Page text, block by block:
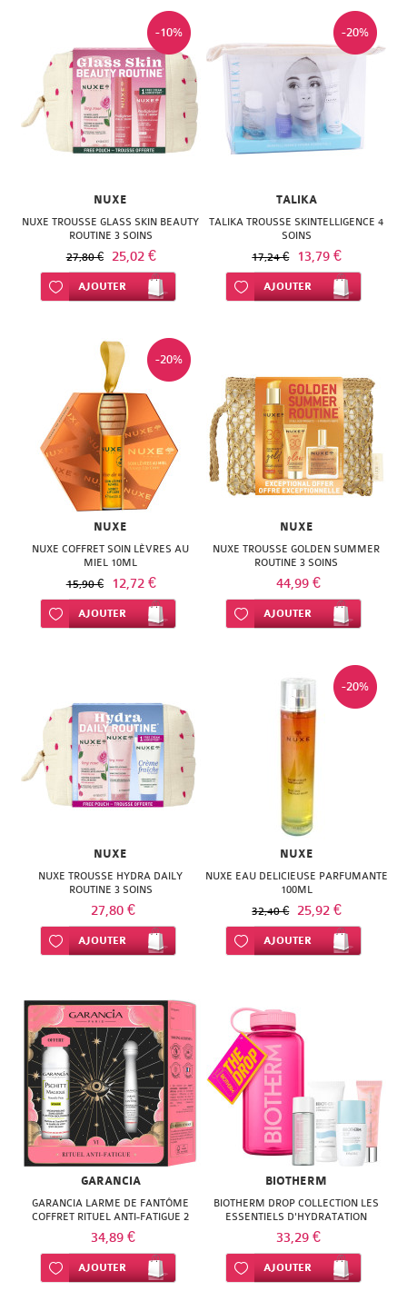
-10%
NUXE
NUXE TROUSSE GLASS SKIN BEAUTY
ROUTINE 3 SOINS
27,80 € 25,02 €
Ajouter à ma liste d’envie
AJOUTER
-20%
TALIKA
TALIKA TROUSSE SKINTELLIGENCE 4
SOINS
17,24 € 13,79 €
Ajouter à ma liste d’envie
AJOUTER
-20%
NUXE
NUXE COFFRET SOIN LÈVRES AU
MIEL 10ML
15,90 € 12,72 €
Ajouter à ma liste d’envie
AJOUTER
NUXE
NUXE TROUSSE GOLDEN SUMMER
ROUTINE 3 SOINS
44,99 €
Ajouter à ma liste d’envie
AJOUTER
NUXE
NUXE TROUSSE HYDRA DAILY
ROUTINE 3 SOINS
27,80 €
Ajouter à ma liste d’envie
AJOUTER
-20%
NUXE
NUXE EAU DELICIEUSE PARFUMANTE
100ML
32,40 € 25,92 €
Ajouter à ma liste d’envie
AJOUTER
GARANCIA
GARANCIA LARME DE FANTÔME
COFFRET RITUEL ANTI-FATIGUE 2
SOINS
34,89 €
Ajouter à ma liste d’envie
AJOUTER
BIOTHERM
BIOTHERM DROP COLLECTION LES
ESSENTIELS D'HYDRATATION
GOURDE ROSE
33,29 €
Ajouter à ma liste d’envie
AJOUTER